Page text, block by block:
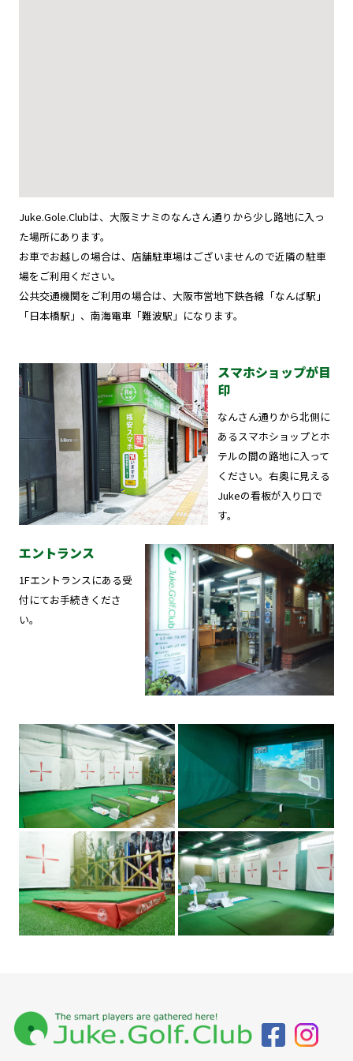
Juke.Gole.Clubは、大阪ミナミのなんさん通りから少し路地に入っ
た場所にあります。
お車でお越しの場合は、店舗駐車場はございませんので近隣の駐車
場をご利用ください。
公共交通機関をご利用の場合は、大阪市営地下鉄各線「なんば駅」
「日本橋駅」、南海電車「難波駅」になります。
スマホショップが目
印
なんさん通りから北側に
あるスマホショップとホ
テルの間の路地に入って
ください。右奥に見える
Jukeの看板が入り口で
す。
エントランス
1Fエントランスにある受
付にてお手続きくださ
い。